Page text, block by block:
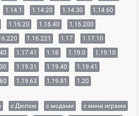
1.14.1 1.14.20 1.14.30
1.14.60
1.16.20 1.16.40
1.16.200
1.16.221 1.17
1.17.10
1.17.41 1.18 1.19.0
1.19.10
1.19.31 1.19.40
1.19.41
1.19.63 1.19.81 1.20
с Дюпом с модами
с мини играми